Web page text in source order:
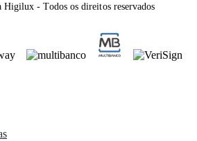
- Todos os direitos reservados